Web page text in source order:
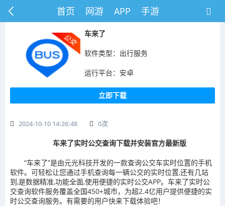
首页 网游 APP 手游
车来了
软件类型：出行服务
运行平台：安卓
立即下载
2024-10-10 14:26:48 0次
车来了实时公交查询下载并安装官方最新版
“车来了”是由元光科技开发的一款查询公交车实时位置的手机
软件。可轻松让您通过手机查询每一辆公交的实时位置,还有几站
到,是数据精准,功能全面,使用便捷的实时公交APP。车来了实时公
交查询软件服务覆盖全国450+城市，为超2.4亿用户提供便捷的实
时公交查询服务。有需要的用户快来下载体验吧！